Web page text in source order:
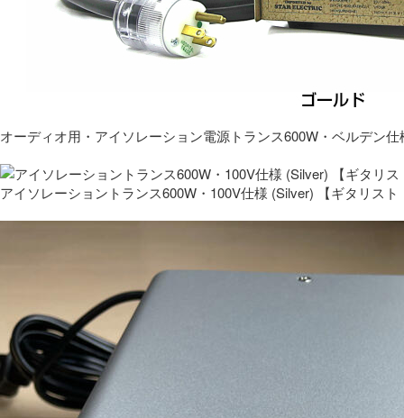
オーディオ用・アイソレーション電源トランス600W・ベルデン仕
アイソレーショントランス600W・100V仕様 (Silver) 【ギタリス